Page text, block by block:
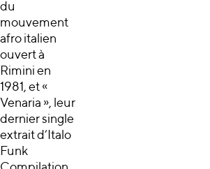
du
mouvement
afro italien
ouvert à
Rimini en
1981, et «
Venaria », leur
dernier single
extrait d’Italo
Funk